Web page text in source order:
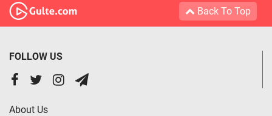
Back To Top
FOLLOW US
About Us